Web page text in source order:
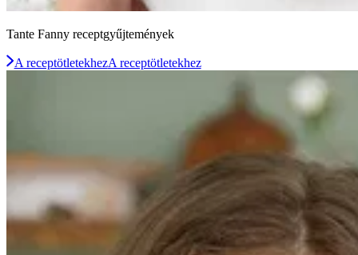
Tante Fanny receptgyűjtemények
A receptötletekhezA receptötletekhez